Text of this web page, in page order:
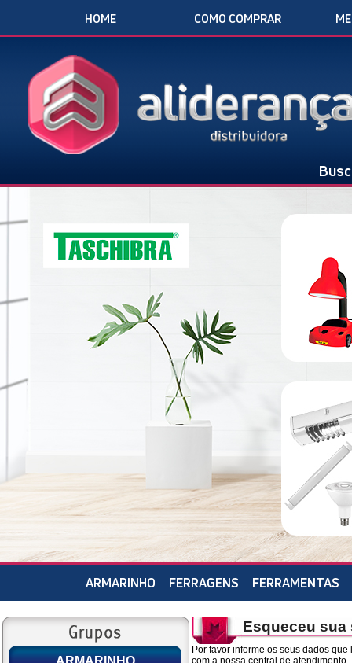
HOME COMO COMPRAR
ARMARINHO FERRAGENS FERRAMENTAS
Esqueceu sua
Por favor informe os seus dados
com a nossa central de atendimento.